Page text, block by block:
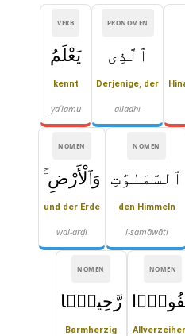
PRONOMEN
ٱلَّذِى
Derjenige, der
alladhī
VERB
يَعْلَمُ
kennt
yaʿlamu
NOMEN
ٱلسَّمَـٰوَٰتِ
den Himmeln
l-samāwāti
NOMEN
وَٱلْأَرْضِ ۚ
und der Erde
wal-arḍi
NOMEN
NOMEN
رَّحِيمًۭا
Barmherzig